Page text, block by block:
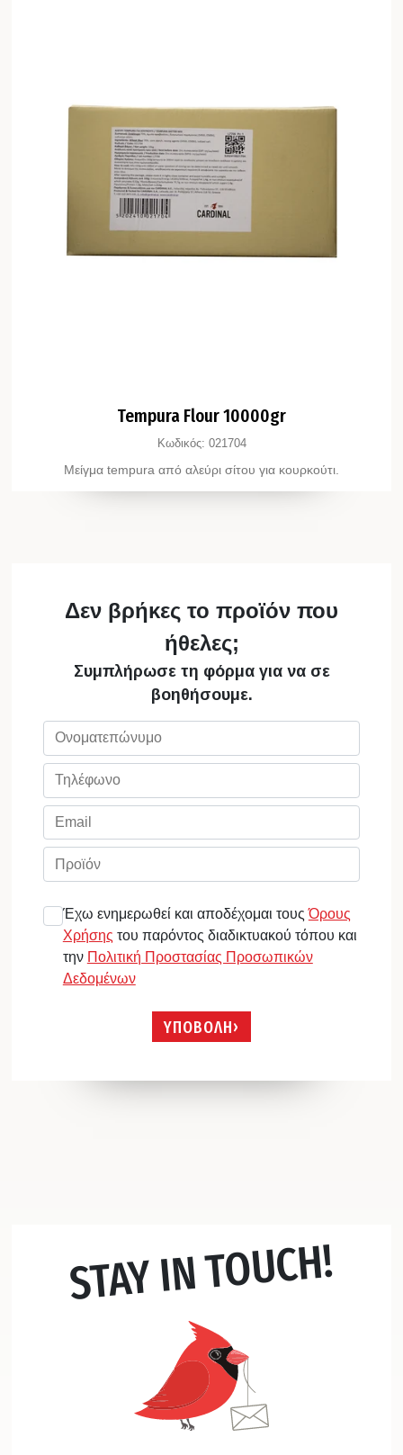
Tempura Flour 10000gr
Κωδικός: 021704
Μείγμα tempura από αλεύρι σίτου για κουρκούτι.
Δεν βρήκες το προϊόν που
ήθελες;
Συμπλήρωσε τη φόρμα για να σε
βοηθήσουμε.
Έχω ενημερωθεί και αποδέχομαι τουςΌρους
Χρήσης του παρόντος διαδικτυακού τόπου και
την Πολιτική Προστασίας Προσωπικών
Δεδομένων
ΥΠΟΒΟΛΗ
STAY IN TOUCH!